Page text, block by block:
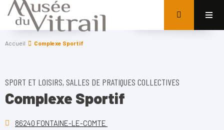
Accueil Complexe Sportif
SPORT ET LOISIRS, SALLES DE PRATIQUES COLLECTIVES
Complexe Sportif
86240 FONTAINE-LE-COMTE